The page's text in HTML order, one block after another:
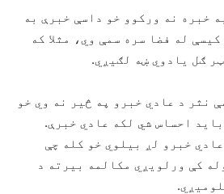
خبره نه ورکوو خو داسې خبرې به
له فضا سره سمې وي، مثلا که
ګل یادوي ښه لګیږي.
نثر د عادي خبرو په څير نه وي خو
احساس شي لکه عادي خبرې.
خبرو لږ بیلوي خو کله چې
کې ورلویږي مکالمه بیرته د